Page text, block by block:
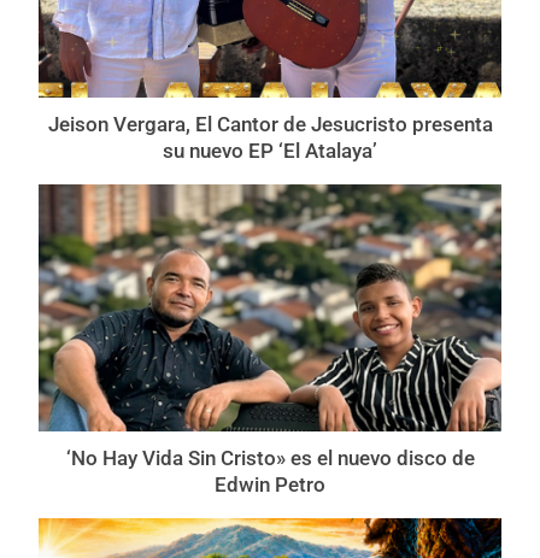
Jeison Vergara, El Cantor de Jesucristo presenta
su nuevo EP ‘El Atalaya’
‘No Hay Vida Sin Cristo» es el nuevo disco de
Edwin Petro